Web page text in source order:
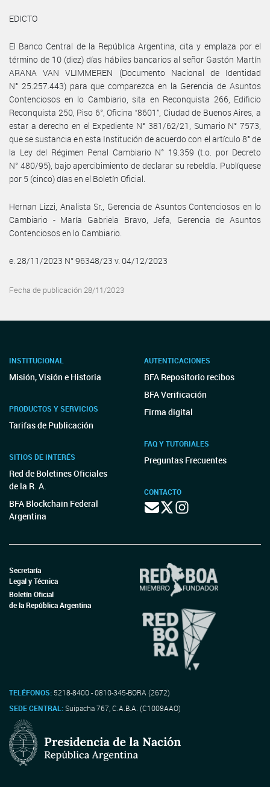
EDICTO
El Banco Central de la República Argentina, cita y emplaza por el
término de 10 (diez) días hábiles bancarios al señor Gastón Martín
ARANA VAN VLIMMEREN (Documento Nacional de Identidad
N° 25.257.443) para que comparezca en la Gerencia de Asuntos
Contenciosos en lo Cambiario, sita en Reconquista 266, Edificio
Reconquista 250, Piso 6°, Oficina “8601”, Ciudad de Buenos Aires, a
estar a derecho en el Expediente N° 381/62/21, Sumario N° 7573,
que se sustancia en esta Institución de acuerdo con el artículo 8° de
la Ley del Régimen Penal Cambiario N° 19.359 (t.o. por Decreto
N° 480/95), bajo apercibimiento de declarar su rebeldía. Publíquese
por 5 (cinco) días en el Boletín Oficial.
Hernan Lizzi, Analista Sr., Gerencia de Asuntos Contenciosos en lo
Cambiario - María Gabriela Bravo, Jefa, Gerencia de Asuntos
Contenciosos en lo Cambiario.
e. 28/11/2023 N° 96348/23 v. 04/12/2023
Fecha de publicación 28/11/2023
INSTITUCIONAL
Misión, Visión e Historia
PRODUCTOS Y SERVICIOS
Tarifas de Publicación
SITIOS DE INTERÉS
Red de Boletines Oficiales
de la R. A.
BFA Blockchain Federal
Argentina
AUTENTICACIONES
BFA Repositorio recibos
BFA Verificación
Firma digital
FAQ Y TUTORIALES
Preguntas Frecuentes
CONTACTO
Secretaría
Legal y Técnica
Boletín Oficial
de la República Argentina
TELÉFONOS: 5218-8400 - 0810-345-BORA (2672)
SEDE CENTRAL:Suipacha 767, C.A.B.A. (C1008AAO)